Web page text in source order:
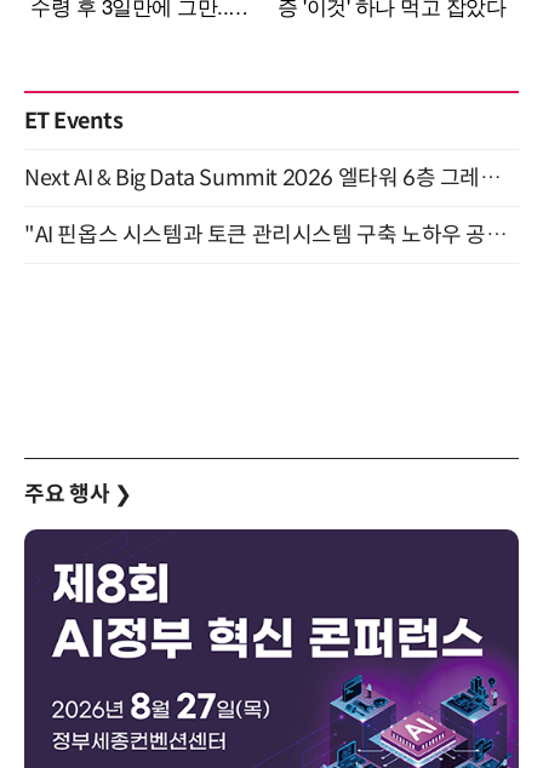
ET Events
Next AI & Big Data Summit 2026 엘타워 6층 그레이스홀 개최 (9/18)
"AI 핀옵스 시스템과 토큰 관리시스템 구축 노하우 공개" 잠실 한국광고문화회관 2층 대회의실 (8/21)
주요 행사 ❯